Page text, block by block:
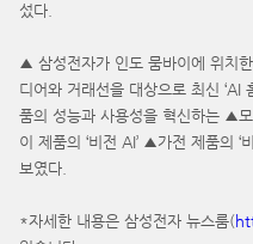
섰다.
▲ 삼성전자가 인도 뭄바이에 위치
디어와 거래선을 대상으로 최신 ‘AI
품의 성능과 사용성을 혁신하는 ▲
이 제품의 ‘비전 AI’ ▲가전 제품의 ‘
보였다.
*자세한 내용은 삼성전자 뉴스룸(